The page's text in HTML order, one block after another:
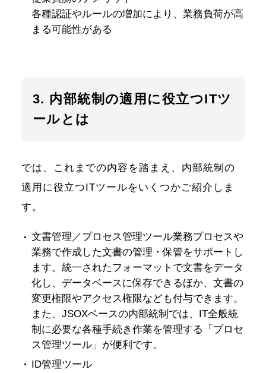
各種認証やルールの増加により、業務負荷が高
まる可能性がある
3. 内部統制の適用に役立つITツ
ールとは
では、これまでの内容を踏まえ、内部統制の
適用に役立つITツールをいくつかご紹介しま
す。
文書管理／プロセス管理ツール業務プロセスや
業務で作成した文書の管理・保管をサポートし
ます。統一されたフォーマットで文書をデータ
化し、データベースに保存できるほか、文書の
変更権限やアクセス権限なども付与できます。
また、JSOXベースの内部統制では、IT全般統
制に必要な各種手続き作業を管理する「プロセ
ス管理ツール」が便利です。
ID管理ツール